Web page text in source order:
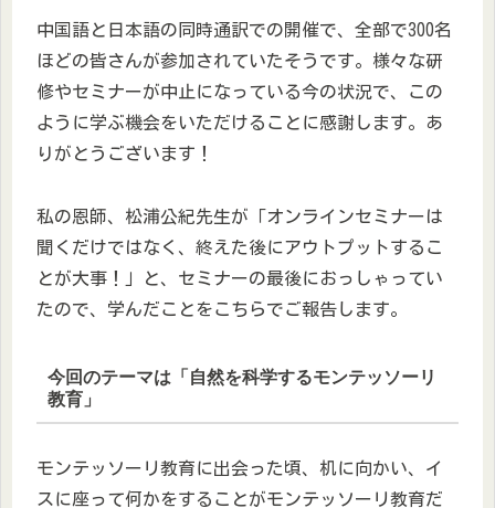
中国語と日本語の同時通訳での開催で、全部で300名
ほどの皆さんが参加されていたそうです。様々な研
修やセミナーが中止になっている今の状況で、この
ように学ぶ機会をいただけることに感謝します。あ
りがとうございます！
私の恩師、松浦公紀先生が「オンラインセミナーは
聞くだけではなく、終えた後にアウトプットするこ
とが大事！」と、セミナーの最後におっしゃってい
たので、学んだことをこちらでご報告します。
今回のテーマは「自然を科学するモンテッソーリ
教育」
モンテッソーリ教育に出会った頃、机に向かい、イ
スに座って何かをすることがモンテッソーリ教育だ